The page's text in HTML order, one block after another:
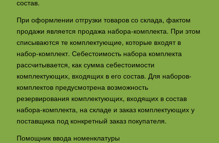
состав.
При оформлении отгрузки товаров со склада, фактом
продажи является продажа набора-комплекта. При этом
списываются те комплектующие, которые входят в
набор-комплект. Себестоимость набора комплекта
рассчитывается, как сумма себестоимости
комплектующих, входящих в его состав. Для наборов-
комплектов предусмотрена возможность
резервирования комплектующих, входящих в состав
набора-комплекта, на складе и заказ комплектующих у
поставщика под конкретный заказ покупателя.
Помощник ввода номенклатуры